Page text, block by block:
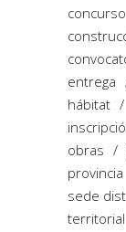
entrega
hábitat
obras
provincia
sede
territorial